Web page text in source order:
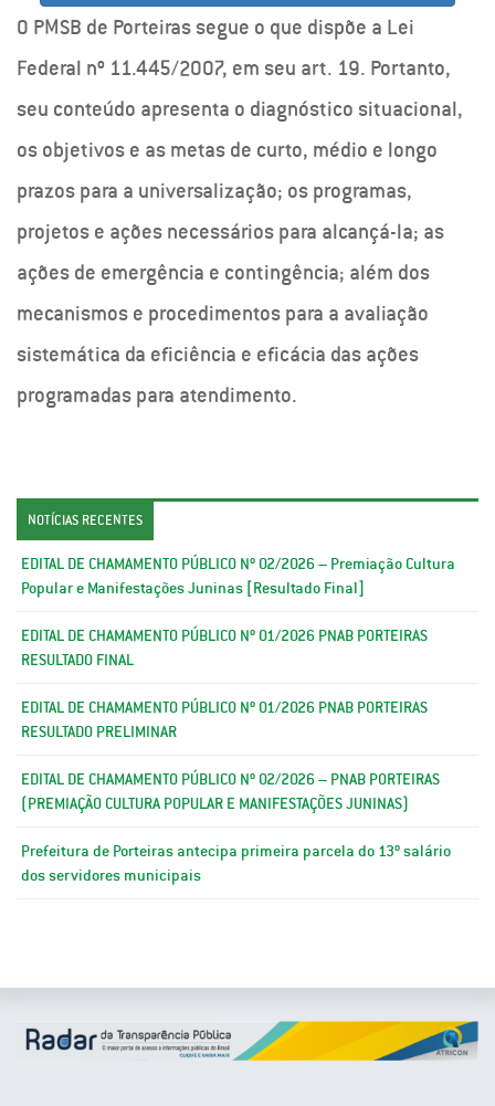
O PMSB de Porteiras segue o que dispõe a Lei
Federal nº 11.445/2007, em seu art. 19. Portanto,
seu conteúdo apresenta o diagnóstico situacional,
os objetivos e as metas de curto, médio e longo
prazos para a universalização; os programas,
projetos e ações necessários para alcançá-la; as
ações de emergência e contingência; além dos
mecanismos e procedimentos para a avaliação
sistemática da eficiência e eficácia das ações
programadas para atendimento.
NOTÍCIAS RECENTES
EDITAL DE CHAMAMENTO PÚBLICO Nº 02/2026 – Premiação Cultura
Popular e Manifestações Juninas [Resultado Final]
EDITAL DE CHAMAMENTO PÚBLICO Nº 01/2026 PNAB PORTEIRAS
RESULTADO FINAL
EDITAL DE CHAMAMENTO PÚBLICO Nº 01/2026 PNAB PORTEIRAS
RESULTADO PRELIMINAR
EDITAL DE CHAMAMENTO PÚBLICO Nº 02/2026 – PNAB PORTEIRAS
(PREMIAÇÃO CULTURA POPULAR E MANIFESTAÇÕES JUNINAS)
Prefeitura de Porteiras antecipa primeira parcela do 13º salário
dos servidores municipais